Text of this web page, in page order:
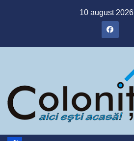
10 august 2026